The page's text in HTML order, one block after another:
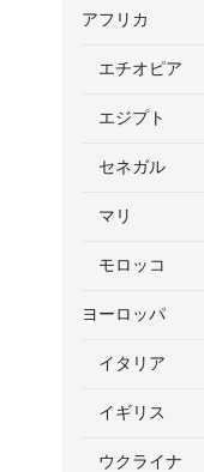
アフリカ
エチオピア
エジプト
セネガル
マリ
モロッコ
ヨーロッパ
イタリア
イギリス
ウクライナ